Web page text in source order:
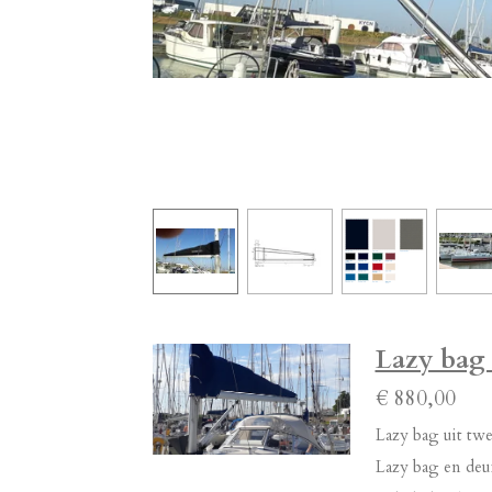
Lazy bag
€ 880,00
Lazy bag uit
Lazy bag en